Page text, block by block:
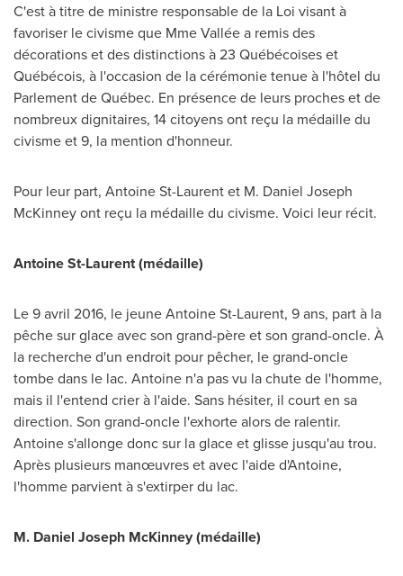
C'est à titre de ministre responsable de la Loi visant à
favoriser le civisme que Mme Vallée a remis des
décorations et des distinctions à 23 Québécoises et
Québécois, à l'occasion de la cérémonie tenue à l'hôtel du
Parlement de Québec. En présence de leurs proches et de
nombreux dignitaires, 14 citoyens ont reçu la médaille du
civisme et 9, la mention d'honneur.
Pour leur part, Antoine St-Laurentet M. Daniel Joseph
McKinney ont reçu la médaille du civisme. Voici leur récit.
Antoine St-Laurent(médaille)
Le 9 avril 2016, le jeuneAntoine St-Laurent, 9 ans, part à la
pêche sur glace avec son grand-père et son grand-oncle. À
la recherche d'un endroit pour pêcher, le grand-oncle
tombe dans le lac. Antoine n'a pas vu la chute de l'homme,
mais il l'entend crier à l'aide. Sans hésiter, il court en sa
direction. Son grand-oncle l'exhorte alors de ralentir.
Antoine s'allonge donc sur la glace et glisse jusqu'au trou.
Après plusieurs manœuvres et avec l'aide d'Antoine,
l'homme parvient à s'extirper du lac.
M. Daniel Joseph McKinney (médaille)